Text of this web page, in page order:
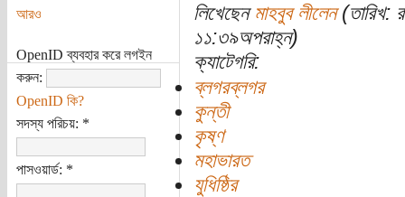
আরও
OpenID ব্যবহার করে লগইন
করুন:
OpenID কি?
সদস্য পরিচয়: *
পাসওয়ার্ড: *
লিখেছেন মাহবুব লীলেন(তারিখ:
১১:৩৯অপরাহ্ন)
ক্যাটেগরি:
ব্লগরব্লগর
কুন্তী
কৃষ্ণ
মহাভারত
যুধিষ্ঠির